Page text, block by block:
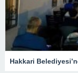
Hakkari